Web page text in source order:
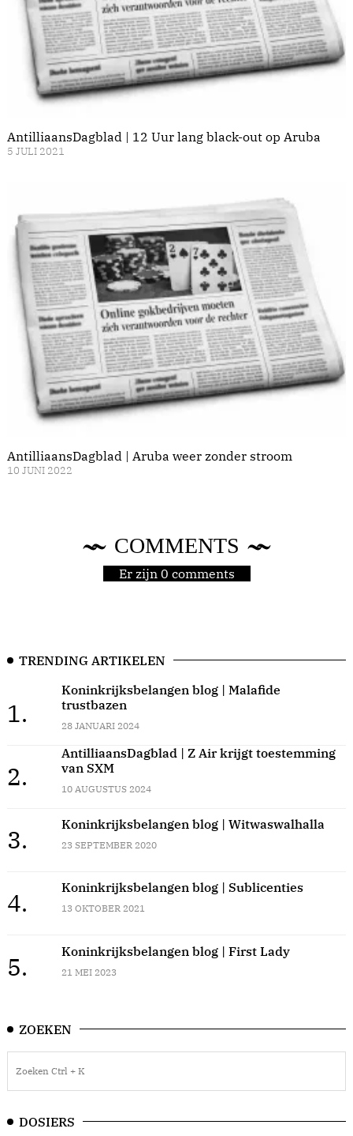
AntilliaansDagblad | 12 Uur lang black-out op Aruba
5 JULI 2021
AntilliaansDagblad | Aruba weer zonder stroom
10 JUNI 2022
COMMENTS
Er zijn 0 comments
TRENDING ARTIKELEN
1.
Koninkrijksbelangen blog | Malafide
trustbazen
28 JANUARI 2024
2.
AntilliaansDagblad | Z Air krijgt toestemming
van SXM
10 AUGUSTUS 2024
3.
Koninkrijksbelangen blog | Witwaswalhalla
23 SEPTEMBER 2020
4.
Koninkrijksbelangen blog | Sublicenties
13 OKTOBER 2021
5.
Koninkrijksbelangen blog | First Lady
21 MEI 2023
ZOEKEN
DOSIERS